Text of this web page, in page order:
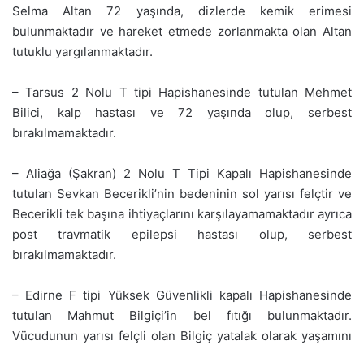
Selma Altan 72 yaşında, dizlerde kemik erimesi
bulunmaktadır ve hareket etmede zorlanmakta olan Altan
tutuklu yargılanmaktadır.
– Tarsus 2 Nolu T tipi Hapishanesinde tutulan Mehmet
Bilici, kalp hastası ve 72 yaşında olup, serbest
bırakılmamaktadır.
– Aliağa (Şakran) 2 Nolu T Tipi Kapalı Hapishanesinde
tutulan Sevkan Becerikli’nin bedeninin sol yarısı felçtir ve
Becerikli tek başına ihtiyaçlarını karşılayamamaktadır ayrıca
post travmatik epilepsi hastası olup, serbest
bırakılmamaktadır.
– Edirne F tipi Yüksek Güvenlikli kapalı Hapishanesinde
tutulan Mahmut Bilgiçi’in bel fıtığı bulunmaktadır.
Vücudunun yarısı felçli olan Bilgiç yatalak olarak yaşamını